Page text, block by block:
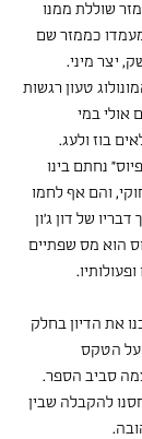
שוללת ממנו
מעמדו כממזר שם
יצר מיני.
טעון רגשות
אולי במי
בוז ולעג.
נחתם בינו
והם אף לחמו
של דון ג'ון
הוא מס שפתיים
את הדיון בחלק
על הטקס
סביב הספר.
להקבלה שבין